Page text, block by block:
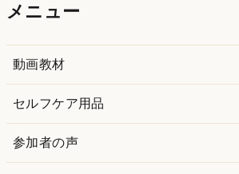
イ
メニュー
動画教材
セルフケア用品
参加者の声